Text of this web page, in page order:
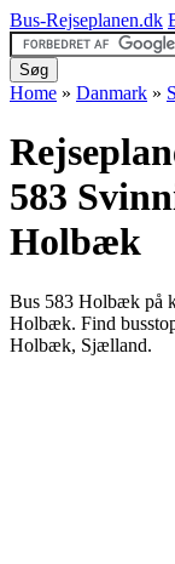
Bus-Rejseplanen.dk
Home » Danmark »
583
Holbæk
Bus 583 Holbæk på
Holbæk. Find
Holbæk, Sjælland.